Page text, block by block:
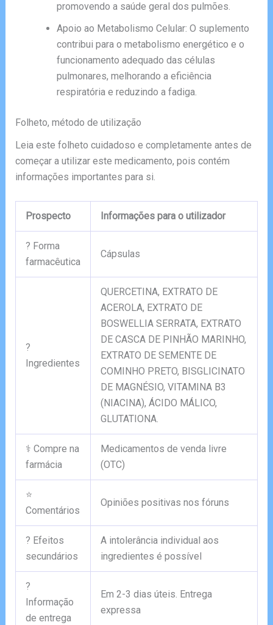
promovendo a saúde geral dos pulmões.
Apoio ao Metabolismo Celular: O suplemento
contribui para o metabolismo energético e o
funcionamento adequado das células
pulmonares, melhorando a eficiência
respiratória e reduzindo a fadiga.
Folheto, método de utilização
Leia este folheto cuidadoso e completamente antes de
começar a utilizar este medicamento, pois contém
informações importantes para si.
Prospecto Informações para o utilizador
? Forma
farmacêutica
Cápsulas
?
Ingredientes
QUERCETINA, EXTRATO DE
ACEROLA, EXTRATO DE
BOSWELLIA SERRATA, EXTRATO
DE CASCA DE PINHÃO MARINHO,
EXTRATO DE SEMENTE DE
COMINHO PRETO, BISGLICINATO
DE MAGNÉSIO, VITAMINA B3
(NIACINA), ÁCIDO MÁLICO,
GLUTATIONA.
⚕️ Compre na
farmácia
Medicamentos de venda livre
(OTC)
⭐
Comentários
Opiniões positivas nos fóruns
? Efeitos
secundários
A intolerância individual aos
ingredientes é possível
?
Informação
de entrega
Em 2-3 dias úteis. Entrega
expressa